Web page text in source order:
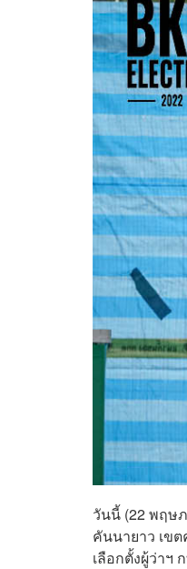
วันนี้ (22 พฤษ
คันนายาว เข
เลือกตั้งผู้ว่าฯ